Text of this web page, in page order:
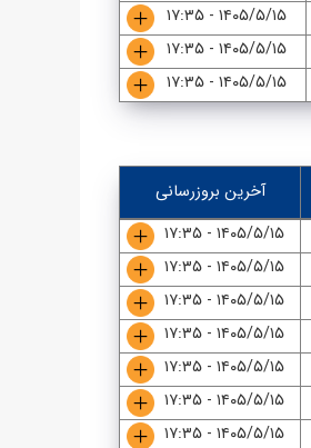
۱۴۰۵/۵/۱۵ - ۱۷:۳۵
۱۴۰۵/۵/۱۵ - ۱۷:۳۵
۱۴۰۵/۵/۱۵ - ۱۷:۳۵
آخرین بروزرسانی
۱۴۰۵/۵/۱۵ - ۱۷:۳۵
۱۴۰۵/۵/۱۵ - ۱۷:۳۵
۱۴۰۵/۵/۱۵ - ۱۷:۳۵
۱۴۰۵/۵/۱۵ - ۱۷:۳۵
۱۴۰۵/۵/۱۵ - ۱۷:۳۵
۱۴۰۵/۵/۱۵ - ۱۷:۳۵
۱۴۰۵/۵/۱۵ - ۱۷:۳۵